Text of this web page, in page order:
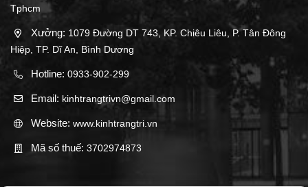
Tphcm
Xưởng: 1079 Đường DT 743, KP. Chiêu Liêu, P. Tân Đông
Hiệp, TP. Dĩ An, Bình Dương
Hotline: 0933-902-299
Email: kinhtrangtrivn@gmail.com
Website: www.kinhtrangtri.vn
Mã số thuế: 3702974873